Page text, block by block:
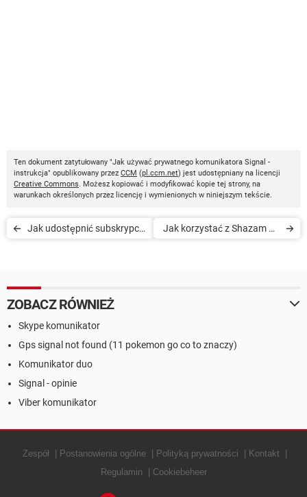
Ten dokument zatytułowany "Jak używać prywatnego komunikatora Signal -
instrukcja" opublikowany przez CCM (pl.ccm.net) jest udostępniany na licencji
Creative Commons. Możesz kopiować i modyfikować kopie tej strony, na
warunkach określonych przez licencję i wymienionych w niniejszym tekście.
Jak udostępnić subskrypcję
Jak korzystać z Shazam na
ZOBACZ RÓWNIEŻ
Skype komunikator
Gps signal not found (11 pokemon go co to znaczy)
Komunikator duo
Signal - opinie
Viber komunikator
Zespół Postanowienia ogólne Polityką prywatności
Kontakt
Regulamin
Cookiebeheer